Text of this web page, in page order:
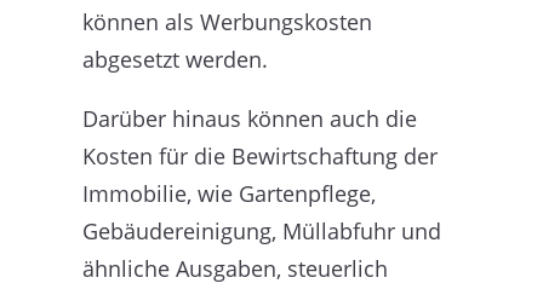
können als Werbungskosten
abgesetzt werden.
Darüber hinaus können auch die
Kosten für die Bewirtschaftung der
Immobilie, wie Gartenpflege,
Gebäudereinigung, Müllabfuhr und
ähnliche Ausgaben, steuerlich